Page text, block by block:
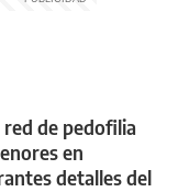
de pedofilia
en
detalles del